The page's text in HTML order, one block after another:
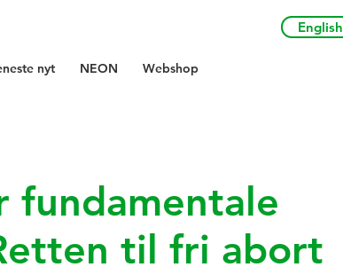
nyt NEON Webshop
English
fundamentale
til fri abort